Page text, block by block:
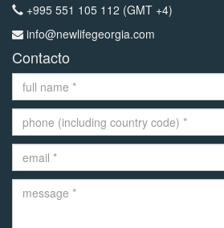
+995 551 105 112 (GMT +4)
info@newlifegeorgia.com
Contacto